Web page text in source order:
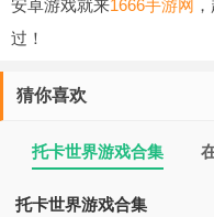
安卓游戏就来1666手游网
过！
猜你喜欢
托卡世界游戏合集
托卡世界游戏合集